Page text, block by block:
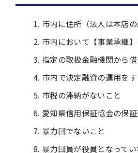
市内に住所（法人は本店
市内において【事業承継
指定の取扱金融機関から
市内で決定融資の運用をす
市税の滞納がないこと
愛知県信用保証協会の保
暴力団でないこと
暴力団員が役員となって